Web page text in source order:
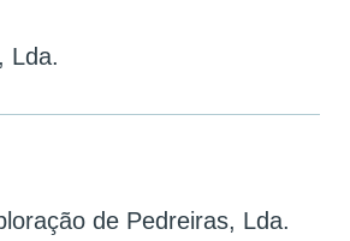
Lda.
de Pedreiras, Lda.